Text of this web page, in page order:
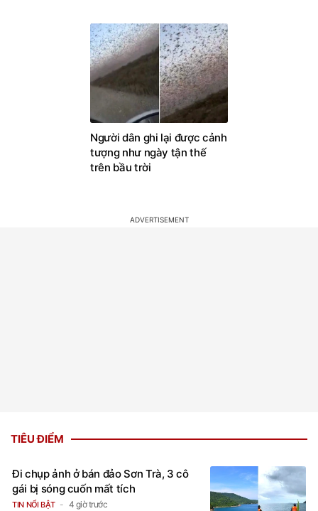
Người dân ghi lại được cảnh
tượng như ngày tận thế
trên bầu trời
TIÊU ĐIỂM
Đi chụp ảnh ở bán đảo Sơn Trà, 3 cô
gái bị sóng cuốn mất tích
TIN NỔI BẬT 4 giờ trước